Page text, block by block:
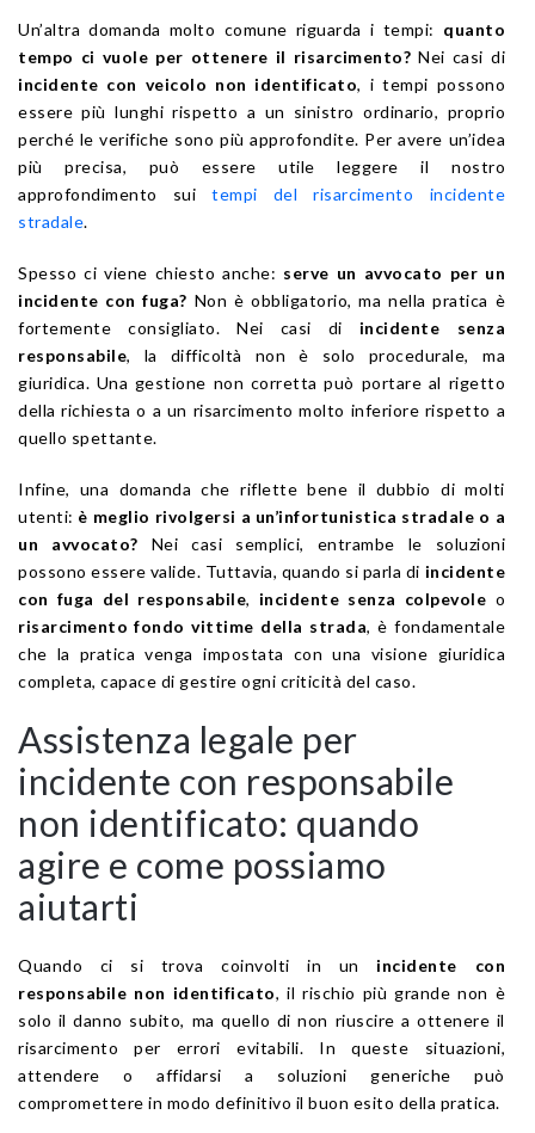
Un’altra domanda molto comune riguarda i tempi: quanto
tempo ci vuole per ottenere il risarcimento? Nei casi di
incidente con veicolo non identificato, i tempi possono
essere più lunghi rispetto a un sinistro ordinario, proprio
perché le verifiche sono più approfondite. Per avere un’idea
più precisa, può essere utile leggere il nostro
approfondimento suitempi del risarcimento incidente
stradale.
Spesso ci viene chiesto anche: serve un avvocato per un
incidente con fuga? Non è obbligatorio, ma nella pratica è
fortemente consigliato. Nei casi di incidente senza
responsabile, la difficoltà non è solo procedurale, ma
giuridica. Una gestione non corretta può portare al rigetto
della richiesta o a un risarcimento molto inferiore rispetto a
quello spettante.
Infine, una domanda che riflette bene il dubbio di molti
utenti: è meglio rivolgersi a un’infortunistica stradale o a
un avvocato? Nei casi semplici, entrambe le soluzioni
possono essere valide. Tuttavia, quando si parla di incidente
con fuga del responsabile, incidente senza colpevole o
risarcimento fondo vittime della strada, è fondamentale
che la pratica venga impostata con una visione giuridica
completa, capace di gestire ogni criticità del caso.
Assistenza legale per
incidente con responsabile
non identificato: quando
agire e come possiamo
aiutarti
Quando ci si trova coinvolti in un incidente con
responsabile non identificato, il rischio più grande non è
solo il danno subito, ma quello di non riuscire a ottenere il
risarcimento per errori evitabili. In queste situazioni,
attendere o affidarsi a soluzioni generiche può
compromettere in modo definitivo il buon esito della pratica.